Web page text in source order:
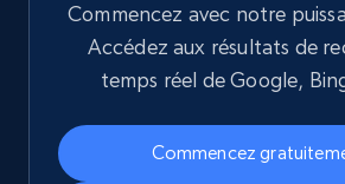
Commencez avec notre
Accédez aux résultats de
temps réel de Google,
Commencez